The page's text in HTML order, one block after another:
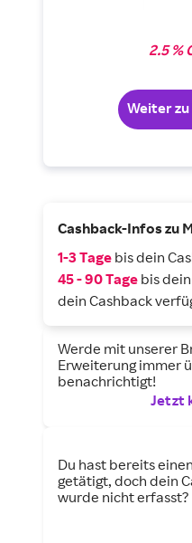
2.5 %
Weiter
Cashback-Infos zu
1-3 Tage bis dein
45 - 90 Tage bis
dein Cashback
Werde mit unserer
Erweiterung immer
benachrichtigt!
Jetzt
Du hast bereits
getätigt, doch dein
wurde nicht erfasst?